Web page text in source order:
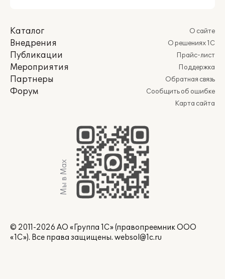
Каталог
Внедрения
Публикации
Мероприятия
Партнеры
Форум
О сайте
О решениях 1С
Прайс-лист
Поддержка
Обратная связь
Сообщить об ошибке
Карта сайта
Мы в Max
© 2011-2026 АО «Группа 1С» (правопреемник ООО
«1С»). Все права защищены. websol@1c.ru